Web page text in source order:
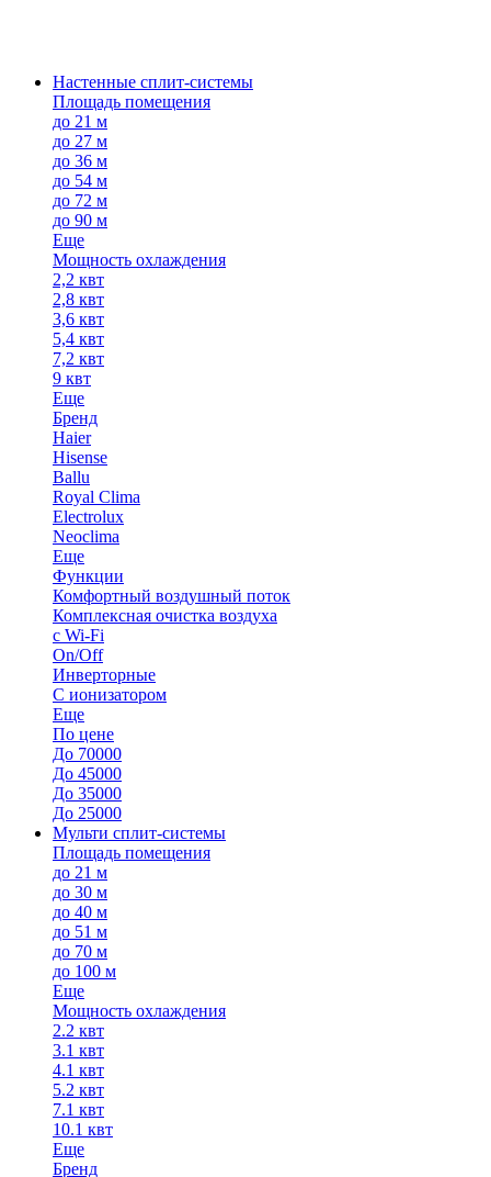
Настенные сплит-системы
Площадь помещения
до 21 м
до 27 м
до 36 м
до 54 м
до 72 м
до 90 м
Еще
Мощность охлаждения
2,2 квт
2,8 квт
3,6 квт
5,4 квт
7,2 квт
9 квт
Еще
Бренд
Haier
Hisense
Ballu
Royal Clima
Electrolux
Neoclima
Еще
Функции
Комфортный воздушный поток
Комплексная очистка воздуха
с Wi-Fi
On/Off
Инверторные
С ионизатором
Еще
По цене
До 70000
До 45000
До 35000
До 25000
Мульти сплит-системы
Площадь помещения
до 21 м
до 30 м
до 40 м
до 51 м
до 70 м
до 100 м
Еще
Мощность охлаждения
2.2 квт
3.1 квт
4.1 квт
5.2 квт
7.1 квт
10.1 квт
Еще
Бренд